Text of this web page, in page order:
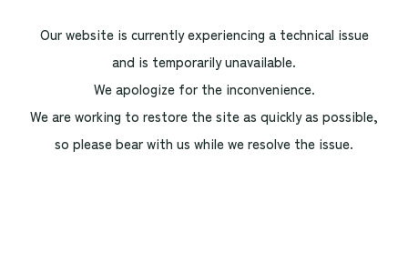
Our website is currently experiencing a technical issue
and is temporarily unavailable.
We apologize for the inconvenience.
We are working to restore the site as quickly as possible,
so please bear with us while we resolve the issue.